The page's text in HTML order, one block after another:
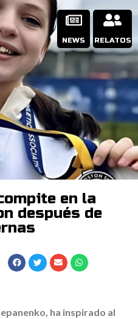
NEWS RELATOS
en la
después de
ha inspirado al